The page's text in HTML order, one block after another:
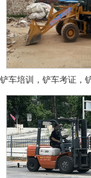
铲车培训，铲车考证，